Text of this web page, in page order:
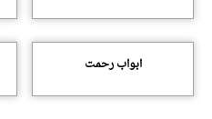
ابواب رحمت